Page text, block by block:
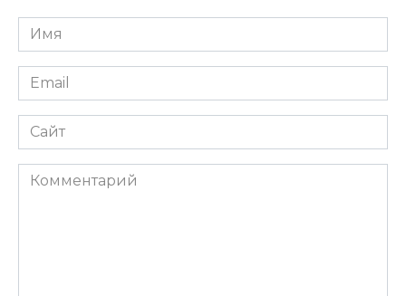
Имя
*
Email
*
Сайт
Комментарий